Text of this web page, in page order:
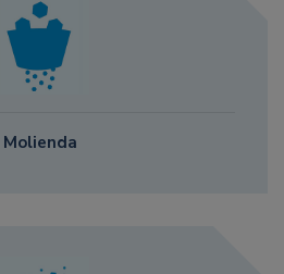
Molienda